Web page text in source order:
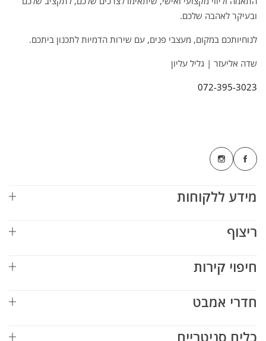
ובעיקר לאהבה שלכם.
לנוחיותכם במקום, מעצבי פנים, עם שירות הדמיות לתכנון ביתכם.
שדה אליעזר | גליל עליון
072-395-3023
מידע ללקוחות
ריצוף
חיפוי קירות
חדרי אמבט